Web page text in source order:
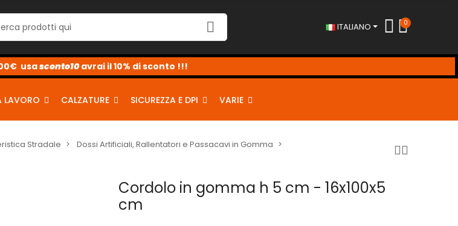
ITALIANO 0
al 10% <-
sconto2
sconto5
sconto10
LAVORO CALZATURE SICUREZZA E DPI VARIE
Stradale
Dossi Artificiali, Rallentatori e Passacavi in Gomma
Cordolo in gomma h 5 cm - 16x100x5
cm